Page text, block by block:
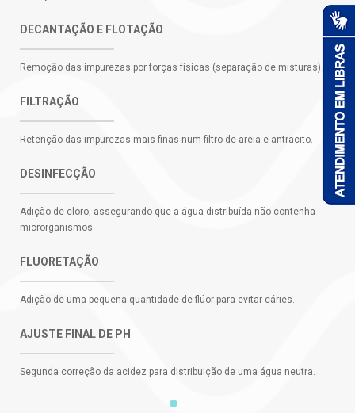
DECANTAÇÃO E FLOTAÇÃO
Remoção das impurezas por forças físicas (separação de misturas).
FILTRAÇÃO
Retenção das impurezas mais finas num filtro de areia e antracito.
DESINFECÇÃO
Adição de cloro, assegurando que a água distribuída não contenha
microrganismos.
FLUORETAÇÃO
Adição de uma pequena quantidade de flúor para evitar cáries.
AJUSTE FINAL DE PH
Segunda correção da acidez para distribuição de uma água neutra.